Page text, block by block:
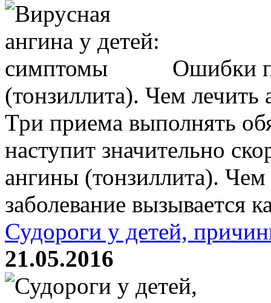
Ошибки
(тонзиллита). Чем
Три приема выполнять
наступит значительно
ангины (тонзиллита).
заболевание вызывается
Судороги у детей,
21.05.2016